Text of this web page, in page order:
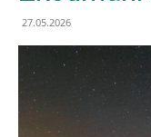
27.05.2026